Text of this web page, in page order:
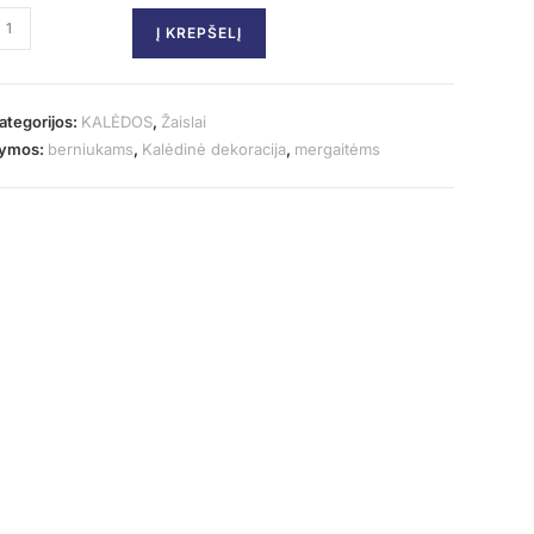
Į KREPŠELĮ
KALĖDOS, Žaislai
berniukams, Kalėdinė dekoracija, mergaitėms